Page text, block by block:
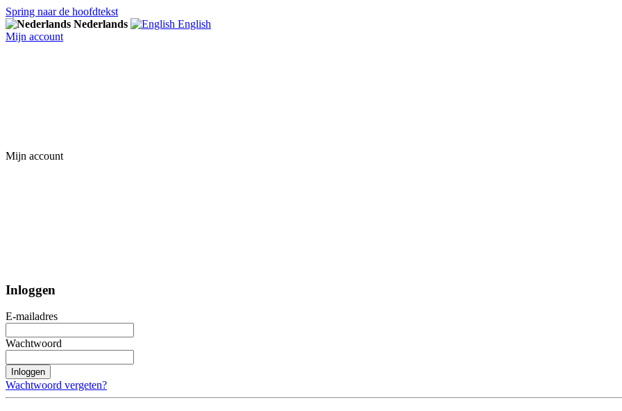
Spring naar de hoofdtekst
Nederlands
English
Mijn account
Mijn account
Inloggen
E-mailadres
Wachtwoord
Inloggen
Wachtwoord vergeten?